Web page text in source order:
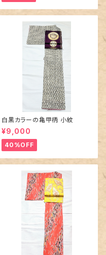
白黒カラーの亀甲柄 小紋
¥9,000
40%OFF